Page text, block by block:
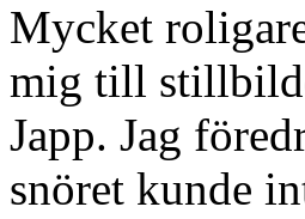
Mycket
mig till
Japp. Jag
snöret kunde